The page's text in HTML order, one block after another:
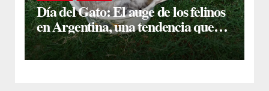
Día del Gato: El auge de los felinos
en Argentina, una tendencia que
enciende una alerta sobre su
cuidado